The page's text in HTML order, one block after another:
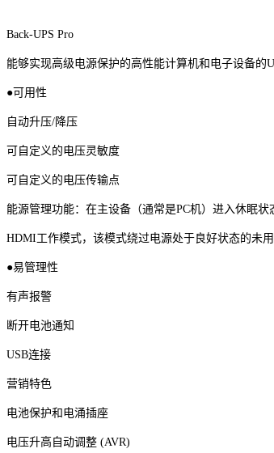
Back-UPS Pro
能够实现高级电源保护的高性能计算机和电子设备的
●可用性
自动升压/降压
可自定义的电压灵敏度
可自定义的电压传输点
能源管理功能：在主设备（通常是PC机）进入休眠
HDMI工作模式，该模式绕过电源处于良好状态的未
●易管理性
有声报警
断开电池通知
USB连接
营销特色
电池保护和电涌插座
电压升高自动调整 (AVR)